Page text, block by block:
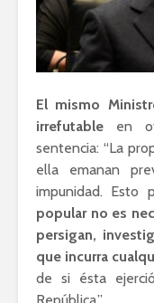
El mismo
irrefutable en
sentencia: “La
ella emanan
impunidad. Esto
popular no es
persigan,
que incurra
de si ésta